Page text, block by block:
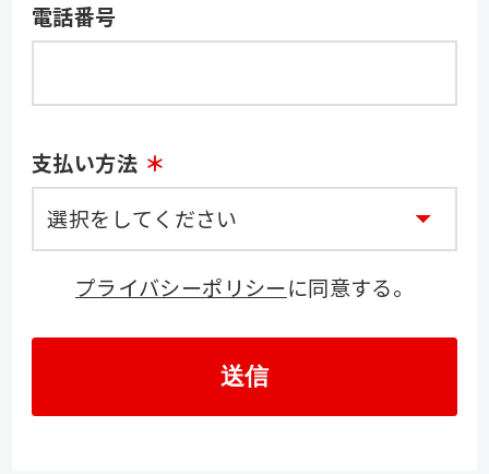
電話番号
支払い方法
プライバシーポリシーに同意する。
送信